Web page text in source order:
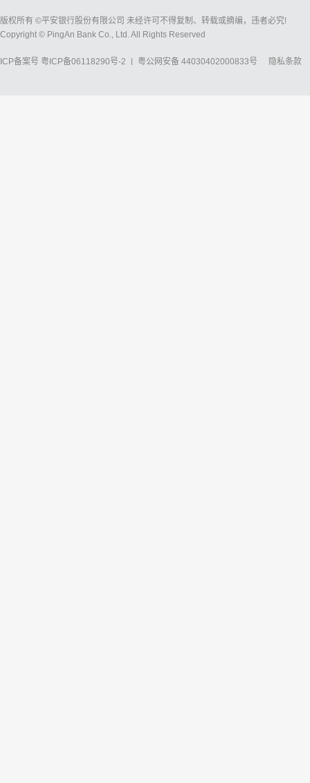
版权所有 ©平安银行股份有限公司 未经许可不得复制、转载或摘编，违者必究!
Copyright © PingAn Bank Co., Ltd. All Rights Reserved
ICP备案号 粤ICP备06118290号-2 粤公网安备 44030402000833号 隐私条款